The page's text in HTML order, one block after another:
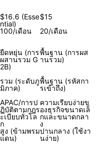
$16.6 (Esse
ntial)
$15
100/เดือน 20/เดือน
ยืดหยุ่น (การ
ผสานรวม G
2B)
พื้นฐาน (การผส
านรวม)
รวม (ระดับภู
มิภาค)
พื้นฐาน (รหัสกา
รเข้าถึง)
APAC/การป
ฏิบัติตามกฎร
ะเบียบทั่วโล
ก
ความเรียบง่ายข
องธุรกิจขนาดเล็
กและขนาดกลา
ง
สูง (ข้ามพรม
แดน)
ปานกลาง (ใช้งา
นง่าย)